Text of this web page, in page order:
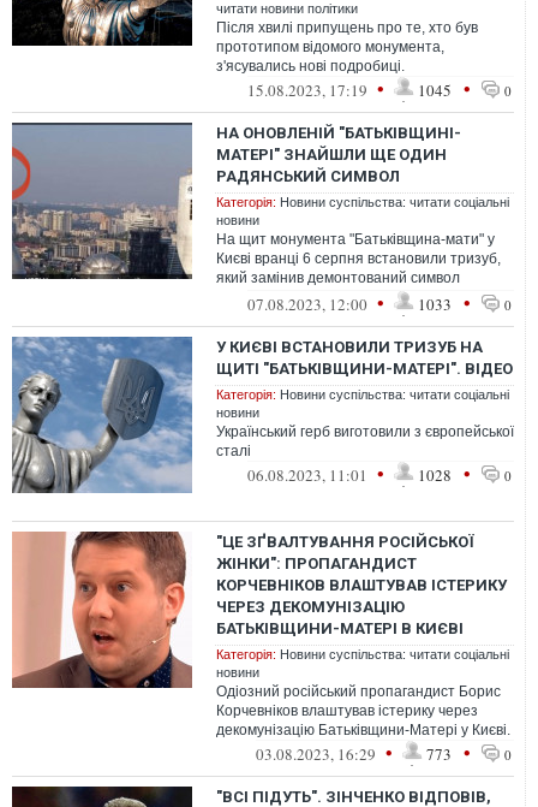
читати новини політики
Після хвилі припущень про те, хто був
прототипом відомого монумента,
з'ясувались нові подробиці.
15.08.2023, 17:19 • 1045 • 0
НА ОНОВЛЕНІЙ "БАТЬКІВЩИНІ-
МАТЕРІ" ЗНАЙШЛИ ЩЕ ОДИН
РАДЯНСЬКИЙ СИМВОЛ
Категорія: Новини суспільства: читати соціальні
новини
На щит монумента "Батьківщина-мати" у
Києві вранці 6 серпня встановили тризуб,
який замінив демонтований символ
СРСР. Монумент "Батьківщина-мати" так...
07.08.2023, 12:00 • 1033 • 0
У КИЄВІ ВСТАНОВИЛИ ТРИЗУБ НА
ЩИТІ "БАТЬКІВЩИНИ-МАТЕРІ". ВІДЕО
Категорія: Новини суспільства: читати соціальні
новини
Український герб виготовили з європейської
сталі
06.08.2023, 11:01 • 1028 • 0
"ЦЕ ЗҐВАЛТУВАННЯ РОСІЙСЬКОЇ
ЖІНКИ": ПРОПАГАНДИСТ
КОРЧЕВНІКОВ ВЛАШТУВАВ ІСТЕРИКУ
ЧЕРЕЗ ДЕКОМУНІЗАЦІЮ
БАТЬКІВЩИНИ-МАТЕРІ В КИЄВІ
Категорія: Новини суспільства: читати соціальні
новини
Одіозний російський пропагандист Борис
Корчевніков влаштував істерику через
декомунізацію Батьківщини-Матері у Києві.
03.08.2023, 16:29 • 773 • 0
"ВСІ ПІДУТЬ". ЗІНЧЕНКО ВІДПОВІВ,